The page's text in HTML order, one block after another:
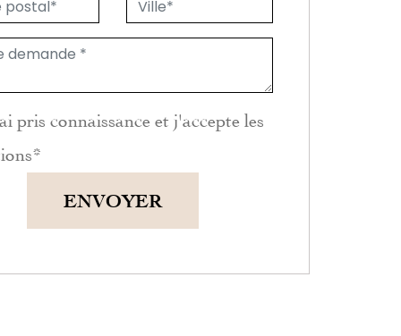
pris connaissance et j'accepte les
*
ENVOYER